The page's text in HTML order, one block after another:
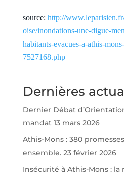
source: http://
oise/inondations-une-digue-
habitants-evacues-a-athis-
7527168.php
Dernières
Dernier Débat
mandat 13 mars 2026
Athis-Mons : 380
ensemble. 23 février 2026
Insécurité à Athis-Mons :